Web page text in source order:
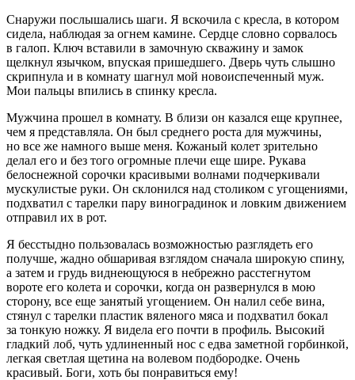
Снаружи послышались шаги. Я вскочила с кресла, в котором
сидела, наблюдая за огнем камине. Сердце словно сорвалось
в галоп. Ключ вставили в замочную скважину и замок
щелкнул язычком, впуская пришедшего. Дверь чуть слышно
скрипнула и в комнату шагнул мой новоиспеченный муж.
Мои пальцы впились в спинку кресла.
Мужчина прошел в комнату. В близи он казался еще крупнее,
чем я представляла. Он был среднего роста для мужчины,
но все же намного выше меня. Кожаный колет зрительно
делал его и без того огромные плечи еще шире. Рукава
белоснежной сорочки красивыми волнами подчеркивали
мускулистые руки. Он склонился над столиком с угощениями,
подхватил с тарелки пару виноградинок и ловким движением
отправил их в рот.
Я бесстыдно пользовалась возможностью разглядеть его
получше, жадно обшаривая взглядом сначала широкую спину,
а затем и грудь виднеющуюся в небрежно расстегнутом
вороте его колета и сорочки, когда он развернулся в мою
сторону, все еще занятый угощением. Он налил себе вина,
стянул с тарелки пластик вяленого мяса и подхватил бокал
за тонкую ножку. Я видела его почти в профиль. Высокий
гладкий лоб, чуть удлиненный нос с едва заметной горбинкой,
легкая светлая щетина на волевом подбородке. Очень
красивый. Боги, хоть бы понравиться ему!